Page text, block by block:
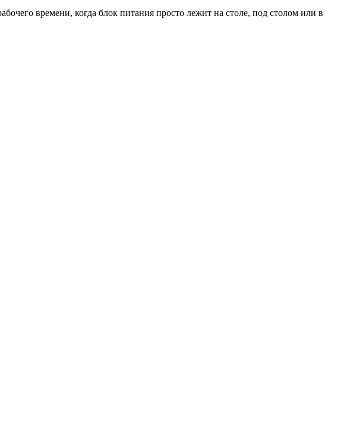
времени, когда блок питания просто лежит на столе, под столом или в